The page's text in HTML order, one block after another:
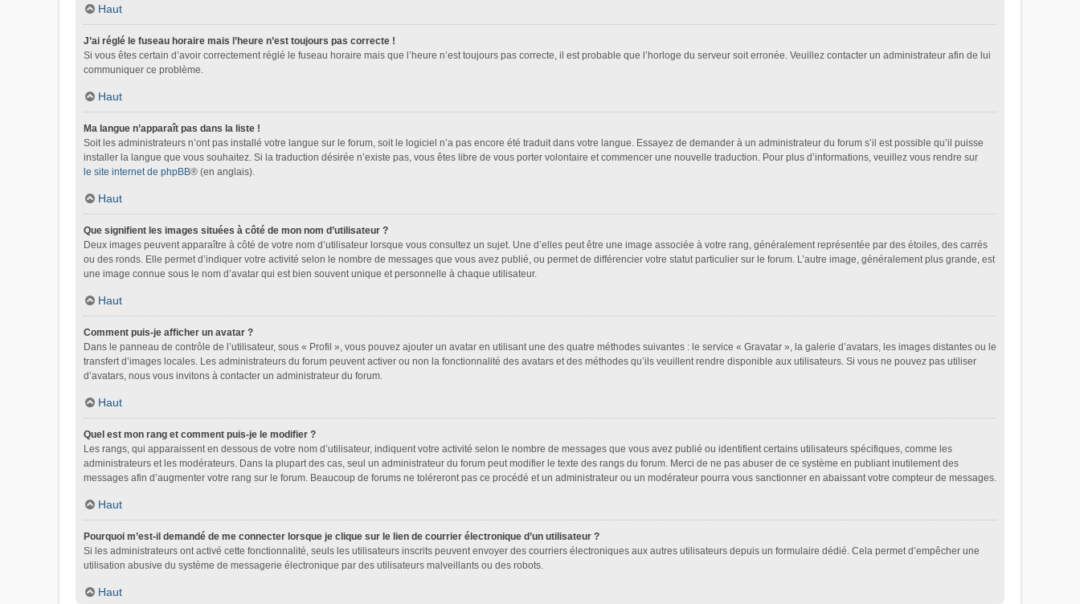
Haut
J’ai réglé le fuseau horaire mais l’heure n’est toujours pas correcte !
Si vous êtes certain d’avoir correctement réglé le fuseau horaire mais que l’heure n’est toujours pas correcte, il est probable que l’horloge du serveur soit erronée. Veuillez contacter un administrateur afin de lui
communiquer ce problème.
Haut
Ma langue n’apparaît pas dans la liste !
Soit les administrateurs n’ont pas installé votre langue sur le forum, soit le logiciel n’a pas encore été traduit dans votre langue. Essayez de demander à un administrateur du forum s’il est possible qu’il puisse
installer la langue que vous souhaitez. Si la traduction désirée n’existe pas, vous êtes libre de vous porter volontaire et commencer une nouvelle traduction. Pour plus d’informations, veuillez vous rendre sur
le site internet de phpBB® (en anglais).
Haut
Que signifient les images situées à côté de mon nom d’utilisateur ?
Deux images peuvent apparaître à côté de votre nom d’utilisateur lorsque vous consultez un sujet. Une d’elles peut être une image associée à votre rang, généralement représentée par des étoiles, des carrés
ou des ronds. Elle permet d’indiquer votre activité selon le nombre de messages que vous avez publié, ou permet de différencier votre statut particulier sur le forum. L’autre image, généralement plus grande, est
une image connue sous le nom d’avatar qui est bien souvent unique et personnelle à chaque utilisateur.
Haut
Comment puis-je afficher un avatar ?
Dans le panneau de contrôle de l’utilisateur, sous « Profil », vous pouvez ajouter un avatar en utilisant une des quatre méthodes suivantes : le service « Gravatar », la galerie d’avatars, les images distantes ou le
transfert d’images locales. Les administrateurs du forum peuvent activer ou non la fonctionnalité des avatars et des méthodes qu’ils veuillent rendre disponible aux utilisateurs. Si vous ne pouvez pas utiliser
d’avatars, nous vous invitons à contacter un administrateur du forum.
Haut
Quel est mon rang et comment puis-je le modifier ?
Les rangs, qui apparaissent en dessous de votre nom d’utilisateur, indiquent votre activité selon le nombre de messages que vous avez publié ou identifient certains utilisateurs spécifiques, comme les
administrateurs et les modérateurs. Dans la plupart des cas, seul un administrateur du forum peut modifier le texte des rangs du forum. Merci de ne pas abuser de ce système en publiant inutilement des
messages afin d’augmenter votre rang sur le forum. Beaucoup de forums ne toléreront pas ce procédé et un administrateur ou un modérateur pourra vous sanctionner en abaissant votre compteur de messages.
Haut
Pourquoi m’est-il demandé de me connecter lorsque je clique sur le lien de courrier électronique d’un utilisateur ?
Si les administrateurs ont activé cette fonctionnalité, seuls les utilisateurs inscrits peuvent envoyer des courriers électroniques aux autres utilisateurs depuis un formulaire dédié. Cela permet d’empêcher une
utilisation abusive du système de messagerie électronique par des utilisateurs malveillants ou des robots.
Haut